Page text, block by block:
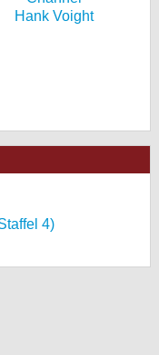
Hank Voight
4)